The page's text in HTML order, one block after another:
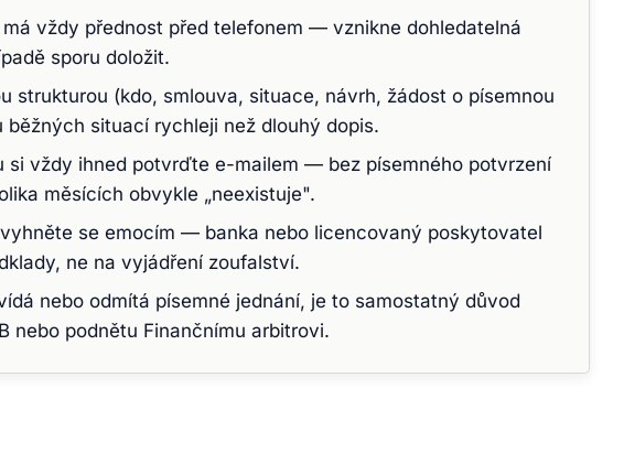
vždy přednost před telefonem — vznikne dohledatelná
sporu doložit.
strukturou (kdo, smlouva, situace, návrh, žádost o písemnou
situací rychleji než dlouhý dopis.
si vždy ihned potvrďte e-mailem — bez písemného potvrzení
měsících obvykle „neexistuje".
se emocím — banka nebo licencovaný poskytovatel
ne na vyjádření zoufalství.
nebo odmítá písemné jednání, je to samostatný důvod
nebo podnětu Finančnímu arbitrovi.